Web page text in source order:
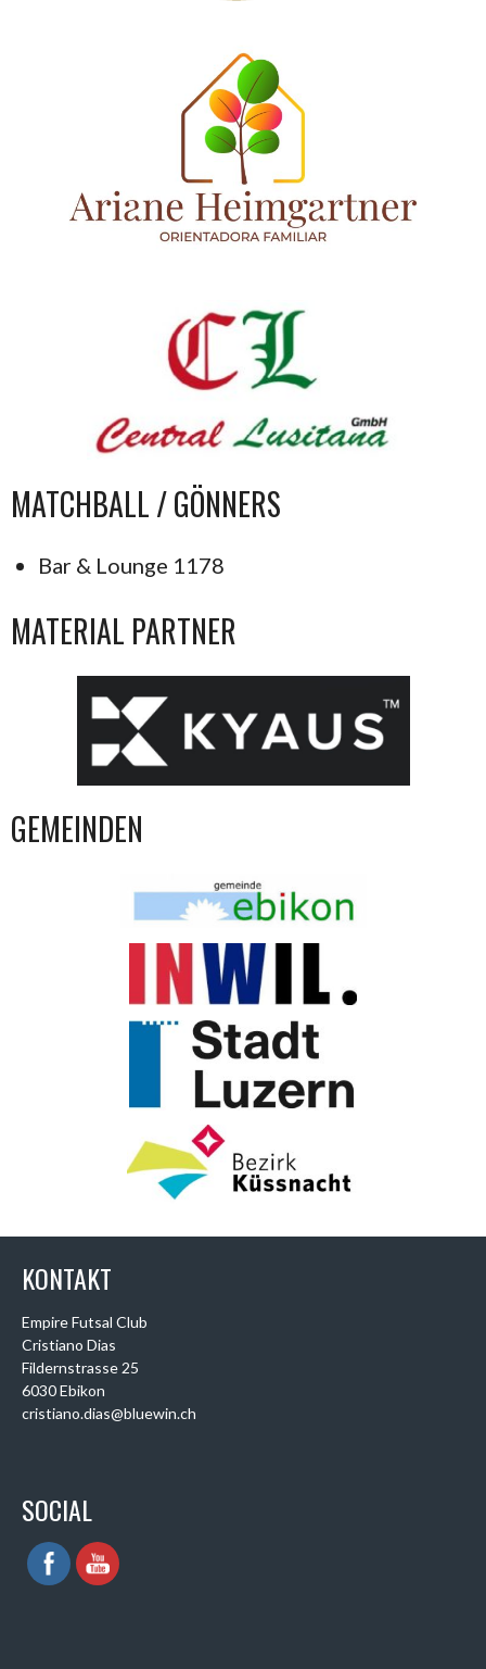
MATCHBALL / GÖNNERS
Bar & Lounge 1178
MATERIAL PARTNER
GEMEINDEN
KONTAKT
Empire Futsal Club
Cristiano Dias
Fildernstrasse 25
6030 Ebikon
cristiano.dias@bluewin.ch
SOCIAL